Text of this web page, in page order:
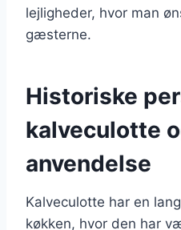
lejligheder, hvor man
gæsterne.
Historiske
kalveculotte
anvendelse
Kalveculotte har en
køkken, hvor den har